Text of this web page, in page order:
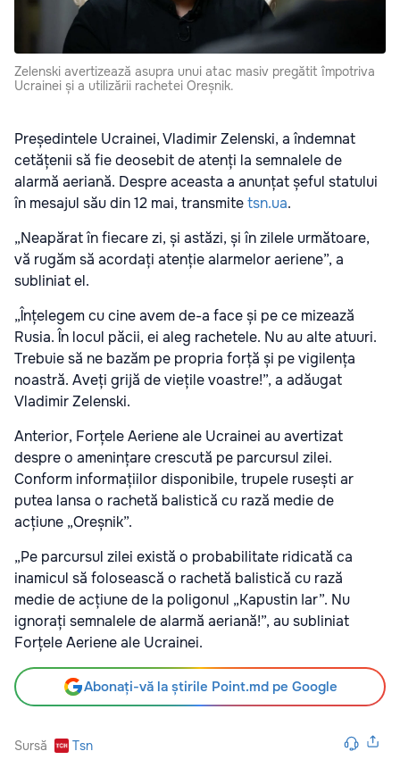
Zelenski avertizează asupra unui atac masiv pregătit împotriva
Ucrainei și a utilizării rachetei Oreșnik.
Președintele Ucrainei, Vladimir Zelenski, a îndemnat
cetățenii să fie deosebit de atenți la semnalele de
alarmă aeriană. Despre aceasta a anunțat șeful statului
în mesajul său din 12 mai, transmitetsn.ua.
„Neapărat în fiecare zi, și astăzi, și în zilele următoare,
vă rugăm să acordați atenție alarmelor aeriene”, a
subliniat el.
„Înțelegem cu cine avem de-a face și pe ce mizează
Rusia. În locul păcii, ei aleg rachetele. Nu au alte atuuri.
Trebuie să ne bazăm pe propria forță și pe vigilența
noastră. Aveți grijă de viețile voastre!”, a adăugat
Vladimir Zelenski.
Anterior, Forțele Aeriene ale Ucrainei au avertizat
despre o amenințare crescută pe parcursul zilei.
Conform informațiilor disponibile, trupele rusești ar
putea lansa o rachetă balistică cu rază medie de
acțiune „Oreșnik”.
„Pe parcursul zilei există o probabilitate ridicată ca
inamicul să folosească o rachetă balistică cu rază
medie de acțiune de la poligonul „Kapustin Iar”. Nu
ignorați semnalele de alarmă aeriană!”, au subliniat
Forțele Aeriene ale Ucrainei.
Abonați-vă la știrile Point.md pe Google
Sursă Tsn